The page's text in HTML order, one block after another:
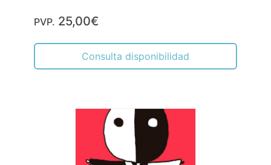
PVP. 25,00€
Consulta disponibilidad